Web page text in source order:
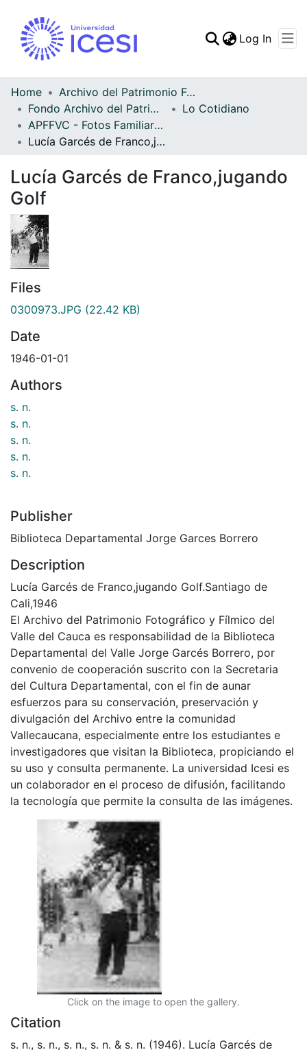
Statistics
Log In
Home
Archivo del Patrimonio Fotográfico y Fílmico del Valle del Cauca
Fondo Archivo del Patrimonio Fotográfico y Fílmico del Valle del Cauca
Lo Cotidiano
APFFVC - Fotos Familiares - Patrimonial
Lucía Garcés de Franco,jugando Golf
Lucía Garcés de Franco,jugando
Golf
Files
0300973.JPG (22.42 KB)
Date
1946-01-01
Authors
s. n.
s. n.
s. n.
s. n.
s. n.
Publisher
Biblioteca Departamental Jorge Garces Borrero
Description
Lucía Garcés de Franco,jugando Golf.Santiago de
Cali,1946
El Archivo del Patrimonio Fotográfico y Fílmico del
Valle del Cauca es responsabilidad de la Biblioteca
Departamental del Valle Jorge Garcés Borrero, por
convenio de cooperación suscrito con la Secretaria
del Cultura Departamental, con el fin de aunar
esfuerzos para su conservación, preservación y
divulgación del Archivo entre la comunidad
Vallecaucana, especialmente entre los estudiantes e
investigadores que visitan la Biblioteca, propiciando el
su uso y consulta permanente. La universidad Icesi es
un colaborador en el proceso de difusión, facilitando
la tecnología que permite la consulta de las imágenes.
Click on the image to open the gallery.
Citation
s. n., s. n., s. n., s. n. & s. n. (1946). Lucía Garcés de